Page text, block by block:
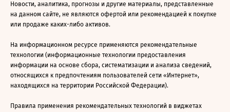
Новости, аналитика, прогнозы и другие материалы, представленные
на данном сайте, не являются офертой или рекомендацией к покупке
или продаже каких-либо активов.
На информационном ресурсе применяются рекомендательные
технологии (информационные технологии предоставления
информации на основе сбора, систематизации и анализа сведений,
относящихся к предпочтениям пользователей сети «Интернет»,
находящихся на территории Российской Федерации).
Правила применения рекомендательных технологий в виджетах